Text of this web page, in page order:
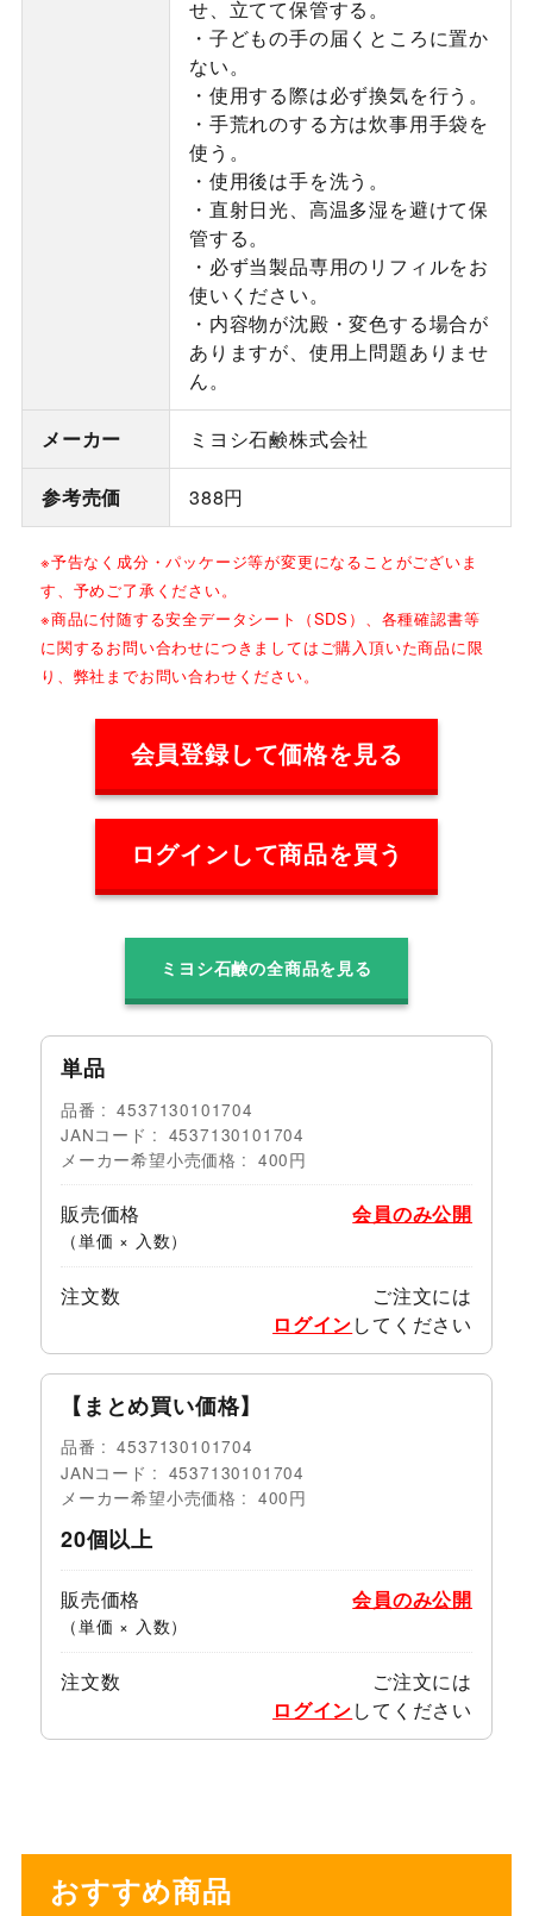
せ、立てて保管する。
・子どもの手の届くところに置か
ない。
・使用する際は必ず換気を行う。
・手荒れのする方は炊事用手袋を
使う。
・使用後は手を洗う。
・直射日光、高温多湿を避けて保
管する。
・必ず当製品専用のリフィルをお
使いください。
・内容物が沈殿・変色する場合が
ありますが、使用上問題ありませ
ん。
メーカー ミヨシ石鹸株式会社
参考売価 388円
※予告なく成分・パッケージ等が変更になることがございま
す、予めご了承ください。
※商品に付随する安全データシート（SDS）、各種確認書等
に関するお問い合わせにつきましてはご購入頂いた商品に限
り、弊社までお問い合わせください。
会員登録して価格を見る
ログインして商品を買う
ミヨシ石鹸の全商品を見る
単品
品番
4537130101704
JANコード
4537130101704
メーカー希望小売価格
400円
販売価格
（単価 × 入数）
会員のみ公開
注文数
ご注文には
ログインしてください
【まとめ買い価格】
品番
4537130101704
JANコード
4537130101704
メーカー希望小売価格
400円
20個以上
販売価格
（単価 × 入数）
会員のみ公開
注文数
ご注文には
ログインしてください
おすすめ商品